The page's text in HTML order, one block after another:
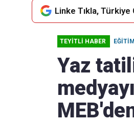
Takip
Linke Tıkla,
TEYİTLİ HABER EĞITIM
Yaz